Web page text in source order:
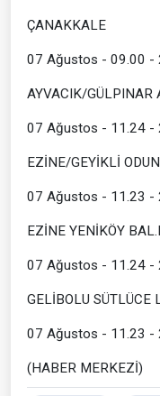
ÇANAKKALE
07 Ağustos - 09.00 -
AYVACIK/GÜLPINAR
07 Ağustos - 11.24 -
EZİNE/GEYİKLİ
07 Ağustos - 11.23 -
EZİNE YENİKÖY
07 Ağustos - 11.24 -
GELİBOLU SÜTLÜCE
07 Ağustos - 11.23 -
(HABER MERKEZİ)